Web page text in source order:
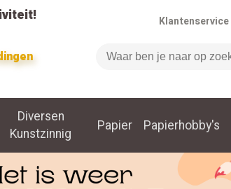
Klantenservice
Diversen
Kunstzinnig
Papier Papierhobby's